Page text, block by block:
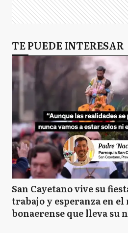
TE PUEDE INTERESAR
San Cayetano vive su
trabajo y esperanza en
bonaerense que lleva su